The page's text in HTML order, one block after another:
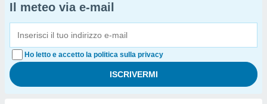
Il meteo via e-mail
Ho letto e accetto la politica sulla privacy